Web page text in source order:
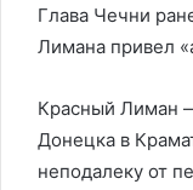
Глава Чечни
Лимана привел
Красный Лиман
Донецка в
неподалеку от